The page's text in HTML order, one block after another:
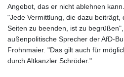
Angebot, das er nicht ablehnen
"Jede Vermittlung, die dazu beiträgt,
Seiten zu beenden, ist zu
außenpolitische Sprecher der AfD-
Frohnmaier. "Das gilt auch für
durch Altkanzler Schröder."